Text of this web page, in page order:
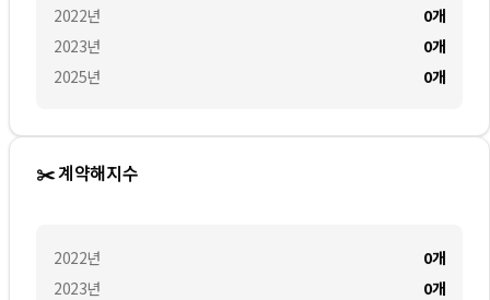
2022년
2023년
2025년
0개
0개
0개
✂️ 계약해지수
2022년
2023년
0개
0개